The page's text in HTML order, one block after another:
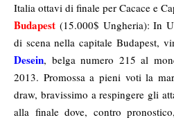
Italia ottavi di finale per Cacace e
Budapest (15.000$ Ungheria): In
di scena nella capitale Budapest,
Desein, belga numero 215 al
2013. Promossa a pieni voti la
draw, bravissimo a respingere gli
alla finale dove, contro